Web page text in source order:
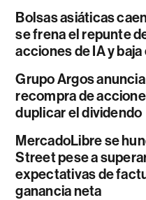
Bolsas asiáticas
se frena el repunte
acciones de IA y
Grupo Argos
recompra de
duplicar el dividendo
MercadoLibre se
Street pese a
expectativas de
ganancia neta